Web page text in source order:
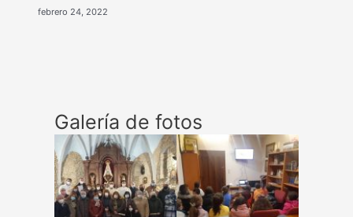
febrero 24, 2022
Galería de fotos